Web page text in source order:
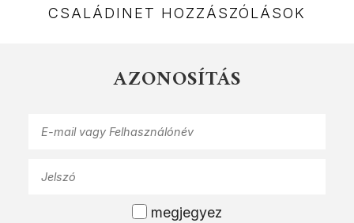
CSALÁDINET HOZZÁSZÓLÁSOK
AZONOSÍTÁS
megjegyez